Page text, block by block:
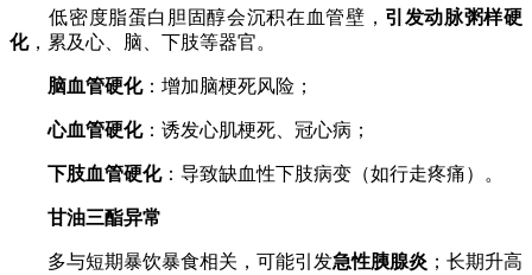
低密度脂蛋白胆固醇会沉积在血管壁， 引发动脉粥样硬
化，累及心、脑、下肢等器官。
脑血管硬化：增加脑梗死风险；
心血管硬化：诱发心肌梗死、冠心病；
下肢血管硬化：导致缺血性下肢病变（如行走疼痛）。
甘油三酯异常
多与短期暴饮暴食相关，可能引发急性胰腺炎 ；长期升高